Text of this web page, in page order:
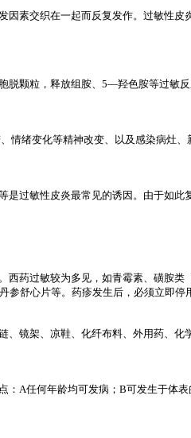
素交织在一起而反复发作。过敏性
颗粒，释放组胺、5—羟色胺等过敏
绪变化等精神改变、以及感染病灶
过敏性皮炎最常见的诱因。由于如
药过敏较为多见，如青霉素、磺胺
舒心片等。药疹发生后，必须立即停
镜架、凉鞋、化纤布料、外用药、
A任何年龄均可发病；B可发生于体表